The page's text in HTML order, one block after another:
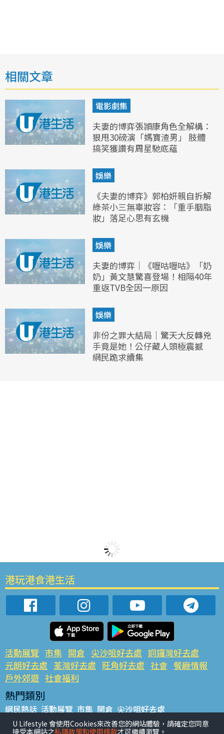
相關文章
電影劇集
夫妻的博弈張頴康角色全解構：
狠甩30磅演「媽寶渣男」 肢體
搞笑獲讚有周星馳底蘊
娛樂
《夫妻的博弈》郭柏妍親自拆解
綠茶小三無辜妝容：「重手胭脂
妝」落足心思有玄機
娛樂
夫妻的博弈｜《嚦咕嚦咕》「奶
奶」黃文慧驚喜登場！相隔40年
重返TVB全因一原因
娛樂
非份之罪大結局｜驚天大反轉兇
手竟是她！公仔藏人頭極震撼
網民跪求續集
港玩港食港生活
活動展覽 市集 開倉 尖沙咀好去處 銅鑼灣好去處
元朗好去處 荃灣好去處 旺角好去處 社會 餐廳情報
戶外郊遊 社會福利
熱門類別
網民熱話 活動展覽 市集 開倉 尖沙咀好去處
銅鑼灣好去處 元朗好去處 荃灣好去處 旺角好去處 社會
U Lifestyle 會使用Cookies來改善您的網站體驗，請確定您同意
接受本網站之私隱政策和使用條款才可繼續瀏覽。